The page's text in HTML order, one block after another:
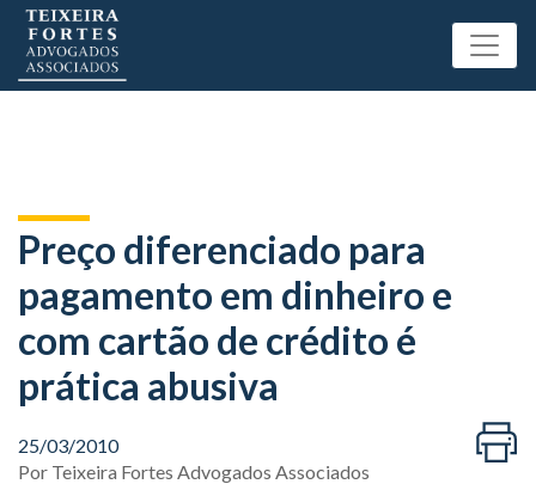
Preço diferenciado para
pagamento em dinheiro e
com cartão de crédito é
prática abusiva
25/03/2010
Por Teixeira Fortes Advogados Associados